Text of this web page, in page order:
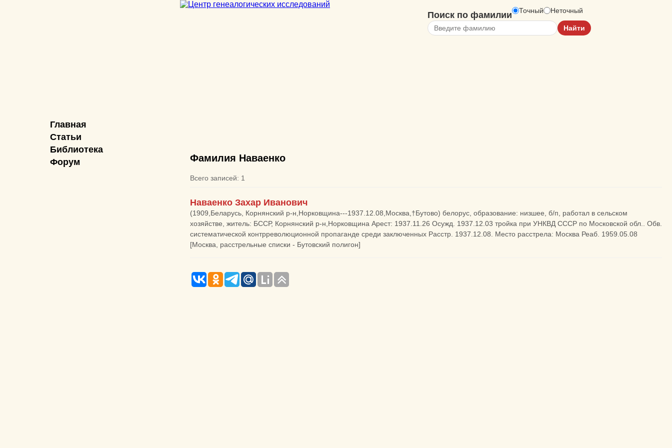
Главная
Статьи
Библиотека
Форум
Поиск по фамилии Точный Неточный
Фамилия Наваенко
Всего записей: 1
Наваенко Захар Иванович
(1909,Беларусь, Корнянский р-н,Норковщина---1937.12.08,Москва,†Бутово) белорус, образование: низшее, б/п, работал в сельском
хозяйстве, житель: БССР, Корнянский р-н,Норковщина Арест: 1937.11.26 Осужд. 1937.12.03 тройка при УНКВД СССР по Московской обл.. Обв.
систематической контрреволюционной пропаганде среди заключенных Расстр. 1937.12.08. Место расстрела: Москва Реаб. 1959.05.08
[Москва, расстрельные списки - Бутовский полигон]